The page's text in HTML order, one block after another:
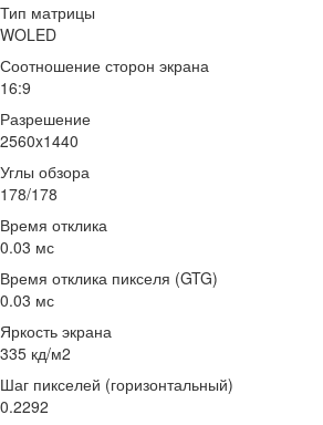
Тип матрицы
WOLED
Соотношение сторон экрана
16:9
Разрешение
2560x1440
Углы обзора
178/178
Время отклика
0.03 мс
Время отклика пикселя (GTG)
0.03 мс
Яркость экрана
335 кд/м2
Шаг пикселей (горизонтальный)
0.2292